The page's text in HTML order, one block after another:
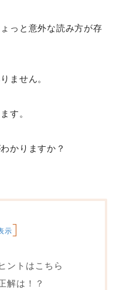
っと意外な読み方が存
ません。
す。
かりますか？
示]
ントはこちら
解は！？